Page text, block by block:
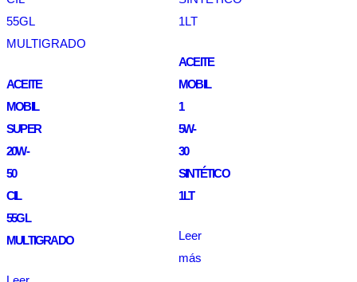
ACEITE
MOBIL
SUPER
20W-
50
CIL
55GL
MULTIGRADO
ACEITE
MOBIL
1
5W-
30
SINTÉTICO
1LT
Leer
más